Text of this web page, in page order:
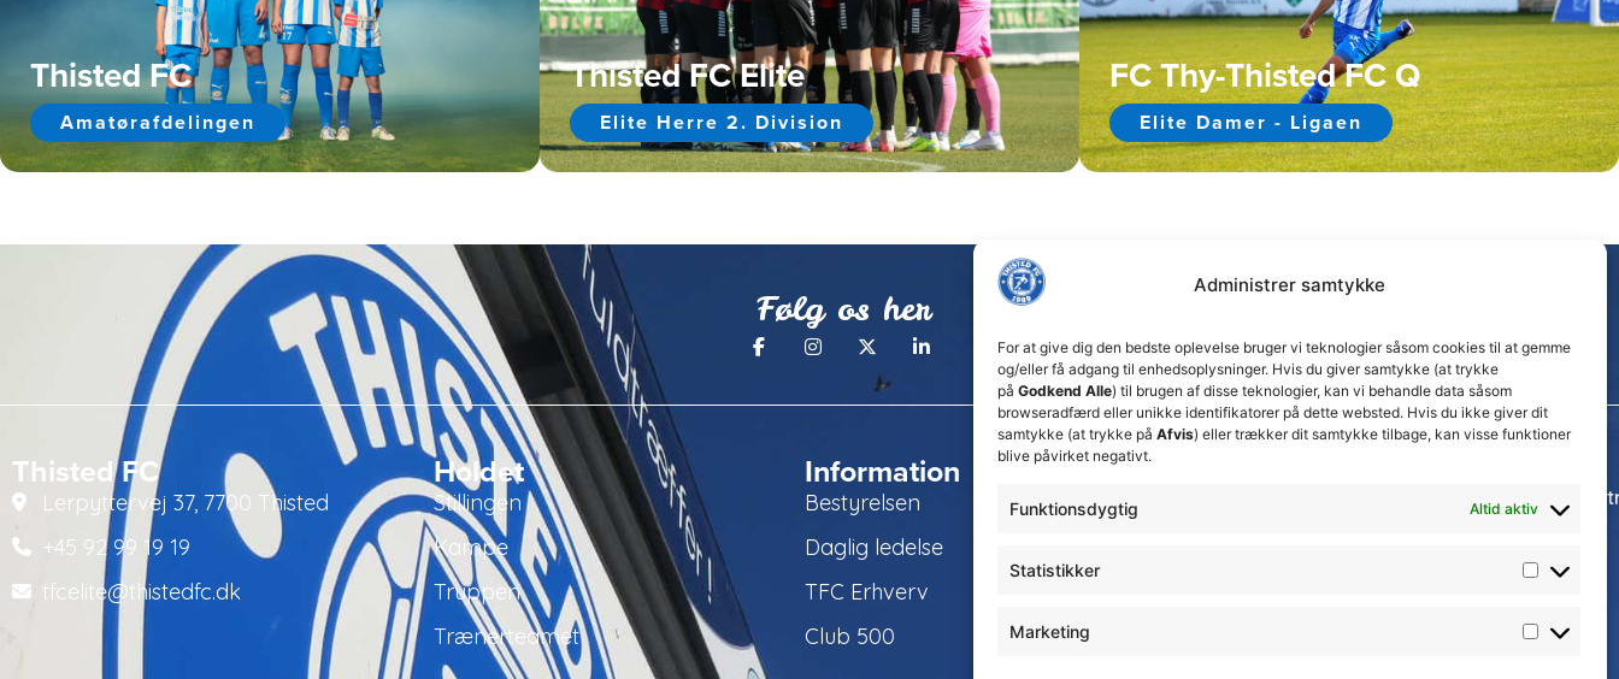
Administrer samtykke
For at give dig den bedste oplevelse bruger vi teknologier såsom cookies til at gemme
og/eller få adgang til enhedsoplysninger. Hvis du giver samtykke (at trykke
på Godkend Alle) til brugen af disse teknologier, kan vi behandle data såsom
browseradfærd eller unikke identifikatorer på dette websted. Hvis du ikke giver dit
samtykke (at trykke på Afvis) eller trækker dit samtykke tilbage, kan visse funktioner
blive påvirket negativt.
Funktionsdygtig Altid aktiv
Statistikker
Marketing
Thisted FC
Amatørafdelingen
Thisted FC Elite
Elite Herre 2. Division
FC Thy-Thisted FC Q
Elite Damer - Ligaen
Følg os her
Thisted FC
Lerpyttervej 37, 7700 Thisted
+45 92 99 19 19
tfcelite@thistedfc.dk
Holdet
Stillingen
Kampe
Truppen
Trænerteamet
Information
Bestyrelsen
Daglig ledelse
TFC Erhverv
Club 500
Thisted FC tager ansvarlige økonomiske
for at sikre klubbens fremtid
𝗡𝘆𝗼𝗽𝗿𝘆𝗸𝗸𝗲𝘁 𝟮. 𝗗𝗶𝘃 𝘀𝗽𝗶𝗹𝗹𝗲𝗿
Velkommen til Emilie Billing